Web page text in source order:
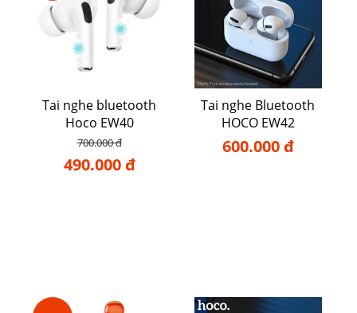
Tai nghe bluetooth
Hoco EW40
700.000 đ
490.000 đ
Tai nghe Bluetooth
HOCO EW42
600.000 đ